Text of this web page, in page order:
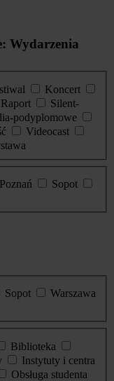
Wydarzenia
Koncert
Raport
Silent-
podyplomowe
Videocast
Poznań
Sopot
Sopot
Warszawa
Biblioteka
Instytuty i centra
Obsługa studenta